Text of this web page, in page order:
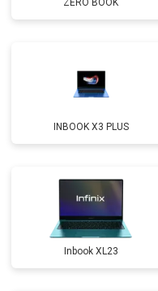
Замена оперативной памяти
Ремонт петель
ZERO BOOK
INBOOK X3 PLUS
Inbook XL23